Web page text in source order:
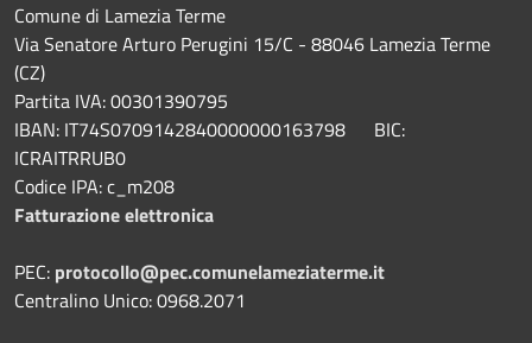
Comune di Lamezia Terme
Via Senatore Arturo Perugini 15/C - 88046 Lamezia Terme
(CZ)
Partita IVA: 00301390795
IBAN: IT74S0709142840000000163798 BIC:
ICRAITRRUB0
Codice IPA: c_m208
Fatturazione elettronica
PEC: protocollo@pec.comunelameziaterme.it
Centralino Unico: 0968.2071